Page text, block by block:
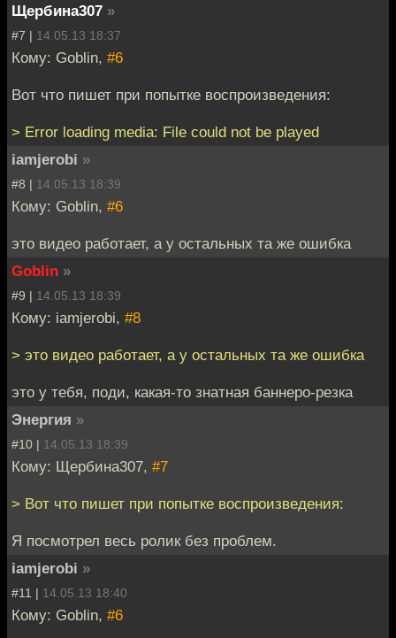
Щербина307 »
#7 | 14.05.13 18:37
Кому: Goblin, #6
Вот что пишет при попытке воспроизведения:
> Error loading media: File could not be played
iamjerobi »
#8 | 14.05.13 18:39
Кому: Goblin, #6
это видео работает, а у остальных та же ошибка
Goblin »
#9 | 14.05.13 18:39
Кому: iamjerobi, #8
> это видео работает, а у остальных та же ошибка
это у тебя, поди, какая-то знатная баннеро-резка
Энергия »
#10 | 14.05.13 18:39
Кому: Щербина307, #7
> Вот что пишет при попытке воспроизведения:
Я посмотрел весь ролик без проблем.
iamjerobi »
#11 | 14.05.13 18:40
Кому: Goblin, #6